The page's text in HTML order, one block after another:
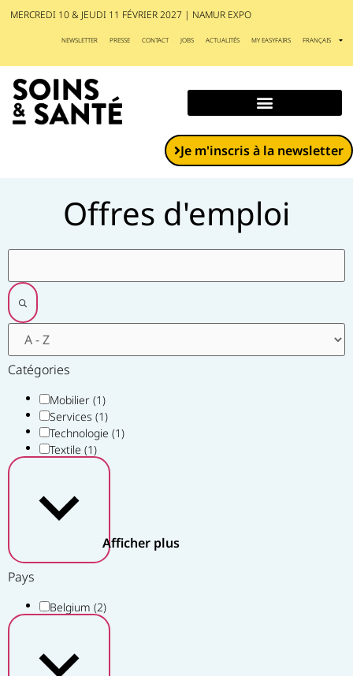
MERCREDI 10 & JEUDI 11 FÉVRIER 2027 | NAMUR EXPO
NEWSLETTER PRESSE CONTACT JOBS ACTUALITÉS MY EASYFAIRS FRANÇAIS
Je m'inscris à la newsletter
Offres d'emploi
Filtres
Catégories
Mobilier (1)
Services (1)
Technologie (1)
Textile (1)
Afficher plus
Pays
Belgium (2)